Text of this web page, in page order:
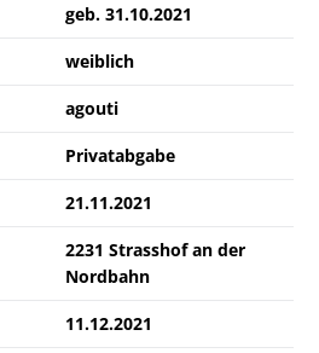
geb. 31.10.2021
weiblich
agouti
Privatabgabe
21.11.2021
2231 Strasshof an der
Nordbahn
11.12.2021